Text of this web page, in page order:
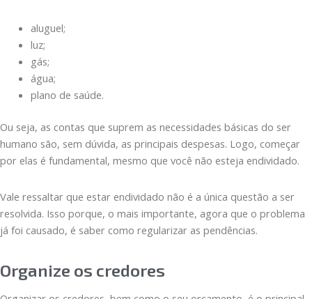
aluguel;
luz;
gás;
água;
plano de saúde.
Ou seja, as contas que suprem as necessidades básicas do ser
humano são, sem dúvida, as principais despesas. Logo, começar
por elas é fundamental, mesmo que você não esteja endividado.
Vale ressaltar que estar endividado não é a única questão a ser
resolvida. Isso porque, o mais importante, agora que o problema
já foi causado, é saber como regularizar as pendências.
Organize os credores